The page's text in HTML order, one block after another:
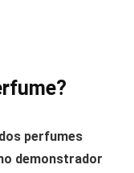
perfumes
demonstrador